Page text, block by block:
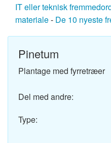
IT eller teknisk
materiale- De 10 nyeste
Pinetum
Plantage med fyrretræer
Del med andre:
Type: